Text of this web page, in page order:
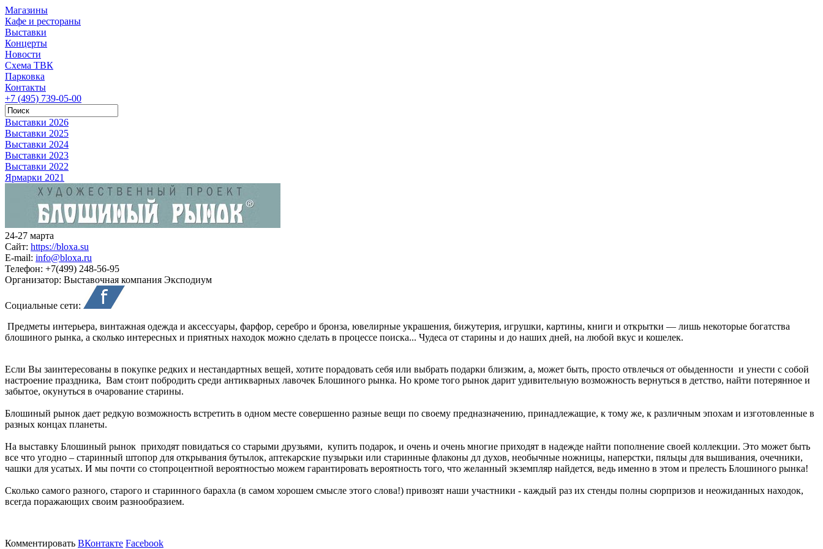
Магазины
Кафе и рестораны
Выставки
Концерты
Новости
Схема ТВК
Парковка
Контакты
+7 (495) 739-05-00
Выставки 2026
Выставки 2025
Выставки 2024
Выставки 2023
Выставки 2022
Ярмарки 2021
24-27 марта
Сайт: https://bloxa.su
E-mail: info@bloxa.ru
Телефон: +7(499) 248-56-95
Организатор: Выставочная компания Эксподиум
Социальные сети:
Предметы интерьера, винтажная одежда и аксессуары, фарфор, серебро и бронза, ювелирные украшения, бижутерия, игрушки, картины, книги и открытки — лишь некоторые богатства
блошиного рынка, а сколько интересных и приятных находок можно сделать в процессе поиска... Чудеса от старины и до наших дней, на любой вкус и кошелек.
Если Вы заинтересованы в покупке редких и нестандартных вещей, хотите порадовать себя или выбрать подарки близким, а, может быть, просто отвлечься от обыденности и унести с собой
настроение праздника, Вам стоит побродить среди антикварных лавочек Блошиного рынка. Но кроме того рынок дарит удивительную возможность вернуться в детство, найти потерянное и
забытое, окунуться в очарование старины.
Блошиный рынок дает редкую возможность встретить в одном месте совершенно разные вещи по своему предназначению, принадлежащие, к тому же, к различным эпохам и изготовленные в
разных концах планеты.
На выставку Блошиный рынок приходят повидаться со старыми друзьями, купить подарок, и очень и очень многие приходят в надежде найти пополнение своей коллекции. Это может быть
все что угодно – старинный штопор для открывания бутылок, аптекарские пузырьки или старинные флаконы дл духов, необычные ножницы, наперстки, пяльцы для вышивания, очечники,
чашки для усатых. И мы почти со стопроцентной вероятностью можем гарантировать вероятность того, что желанный экземпляр найдется, ведь именно в этом и прелесть Блошиного рынка!
Сколько самого разного, старого и старинного барахла (в самом хорошем смысле этого слова!) привозят наши участники - каждый раз их стенды полны сюрпризов и неожиданных находок,
всегда поражающих своим разнообразием.
Комментировать ВКонтакте Facebook